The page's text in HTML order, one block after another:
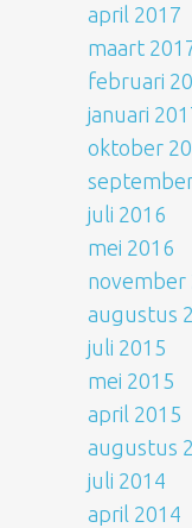
april 2017
maart
februari
januari
oktober
juli 2016
mei 2016
november
augustus
juli 2015
mei 2015
april 2015
augustus
juli 2014
april 2014